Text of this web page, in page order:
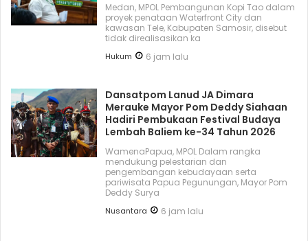
Medan, MPOL Pembangunan Kopi Tao dalam
proyek penataan Waterfront City dan
kawasan Tele, Kabupaten Samosir, disebut
tidak direalisasikan ka
Hukum 6 jam lalu
Dansatpom Lanud JA Dimara
Merauke Mayor Pom Deddy Siahaan
Hadiri Pembukaan Festival Budaya
Lembah Baliem ke-34 Tahun 2026
WamenaPapua, MPOL Dalam rangka
mendukung pelestarian dan
pengembangan kebudayaan serta
pariwisata Papua Pegunungan, Mayor Pom
Deddy Surya
Nusantara 6 jam lalu